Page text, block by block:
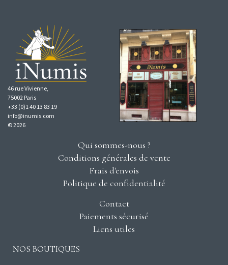
46 rue Vivienne,
75002 Paris
+33 (0)1 40 13 83 19
info@inumis.com
© 2026
Qui sommes-nous ?
Conditions générales de vente
Frais d'envois
Politique de confidentialité
Contact
Paiements sécurisé
Liens utiles
NOS BOUTIQUES